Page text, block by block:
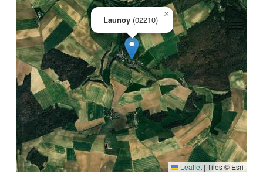
Launoy (02210)
×
Leaflet | Tiles © Esri